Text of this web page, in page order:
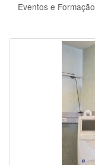
Eventos e Formação